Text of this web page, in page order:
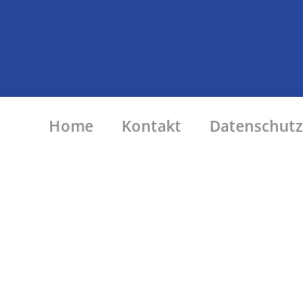
Home Kontakt Datenschutz